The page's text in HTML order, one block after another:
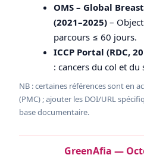
OMS – Global
(2021–2025) –
parcours ≤ 60 jours.
ICCP Portal (RDC,
: cancers du col et du
NB : certaines références sont en
(PMC) ; ajouter les DOI/URL
base documentaire.
GreenAfia —